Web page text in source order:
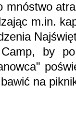
mnóstwo
m.in.
by
na